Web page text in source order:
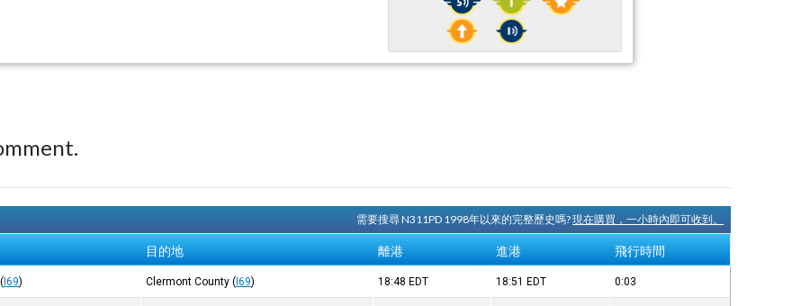
需要搜尋 N311PD 1998年以來的完整歷史嗎?現在購買，一小時內即可收到。
目的地 離港 進港 飛行時間
( I69) Clermont County ( I69) 18:48 EDT 18:51 EDT 0:03